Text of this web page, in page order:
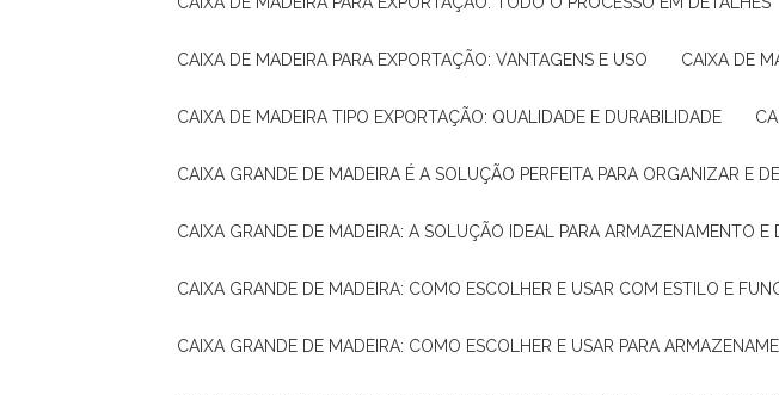
CAIXA DE MADEIRA PARA EXPORTAÇÃO: VANTAGENS E USO CAIXA DE
CAIXA DE MADEIRA TIPO EXPORTAÇÃO: QUALIDADE E DURABILIDADE
CAIXA GRANDE DE MADEIRA É A SOLUÇÃO PERFEITA PARA ORGANIZAR E
CAIXA GRANDE DE MADEIRA: A SOLUÇÃO IDEAL PARA ARMAZENAMENTO E
CAIXA GRANDE DE MADEIRA: COMO ESCOLHER E USAR COM ESTILO E
CAIXA GRANDE DE MADEIRA: COMO ESCOLHER E USAR PARA